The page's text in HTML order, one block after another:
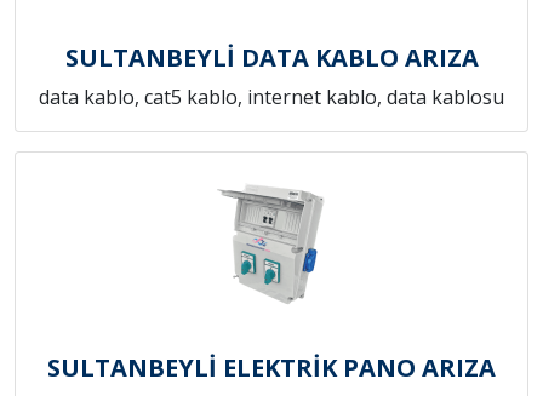
SULTANBEYLİ DATA KABLO ARIZA
data kablo, cat5 kablo, internet kablo, data kablosu
SULTANBEYLİ ELEKTRİK PANO ARIZA